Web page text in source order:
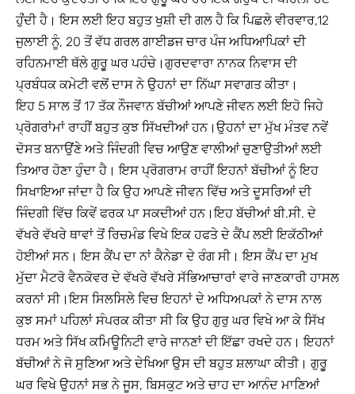
ਹੁੰਂਦੀ ਹੈ। ਇਸ ਲਈ ਇਹ ਬਹੁਤ ਖੁਸ਼ੀ ਦੀ ਗਲ ਹੈ ਕਿ ਪਿਛਲੇ ਵੀਰਵਾਰ,12
ਜੁਲਾਈ ਨੂੰ, 20 ਤੋਂ ਵੱਧ ਗਰਲ ਗਾਈਡਜ ਚਾਰ ਪੰਜ ਅਧਿਆਪਿਕਾਂ ਦੀ
ਰਹਿਨਮਾਈ ਥੱਲੇ ਗੁਰੂੁ ਘਰ ਪਹੰਚੇ।ਗੁਰਦਵਾਰਾ ਨਾਨਕ ਨਿਵਾਸ ਦੀ
ਪ੍ਰਬੰਧਕ ਕਮੇਟੀ ਵਲੋਂ ਦਾਸ ਨੇ ਉਹਨਾਂ ਦਾ ਨਿੱਘਾ ਸਵਾਗਤ ਕੀਤਾ।
ਇਹ 5 ਸਾਲ ਤੋਂ 17 ਤੱਕ ਨੌਜਵਾਨ ਬੱਚੀਆਂ ਆਪਣੇ ਜੀਵਨ ਲਈ ਇਹੋ ਜਿਹੇ
ਪ੍ਰੋਗਰਾਂਮਾਂ ਰਾਹੀਂ ਬਹੁਤ ਕੁਝ ਸਿੱਖਦੀਆਂ ਹਨ।ਉਹਨਾਂ ਦਾ ਮੁੱਖ ਮੰਤਵ ਨਵੇਂ
ਦੋਸਤ ਬਨਾਉਂਣੇ ਅਤੇ ਜਿੰਦਗੀ ਵਿਚ ਆਉਣ ਵਾਲੀਆਂ ਚੁਣਾਉਤੀਆਂ ਲਈ
ਤਿਆਰ ਹੋਣਾ ਹੁੰਦਾ ਹੈ। ਇਸ ਪ੍ਰੋਗਰਾਮ ਰਾਹੀਂ ਇਹਨਾਂ ਬੱਚੀਆਂ ਨੂੰ ਇਹ
ਸਿਖਾਇਆ ਜਾਂਦਾ ਹੈ ਕਿ ਉਹ ਆਪਣੇ ਜੀਵਨ ਵਿੱਚ ਅਤੇ ਦੂਸਰਿਆਂ ਦੀ
ਜਿੰਦਗੀ ਵਿੱਚ ਕਿਵੇਂ ਫਰਕ ਪਾ ਸਕਦੀਆਂ ਹਨ।ਇਹ ਬੱਚੀਆਂ ਬੀ.ਸੀ. ਦੇ
ਵੱਖਰੇ ਵੱਖਰੇ ਥਾਵਾਂ ਤੋਂ ਰਿਚਮੰਡ ਵਿਖੇ ਇਕ ਹਫਤੇ ਦੇ ਕੈਂਪ ਲਈ ਇਕੱਠੀਆਂ
ਹੋਈਆਂ ਸਨ। ਇਸ ਕੈਂਪ ਦਾ ਨਾਂ ਕੈਨੇਡਾ ਦੇ ਰੰਗ ਸੀ। ਇਸ ਕੈਂਪ ਦਾ ਮੁਖ
ਮੁੱਦਾ ਮੈਟਰੋ ਵੈਨਕੋਵਰ ਦੇ ਵੱਖਰੇ ਵੱਖਰੇ ਸੱਭਿਆਚਾਰਾਂ ਵਾਰੇ ਜਾਣਕਾਰੀ ਹਾਸਲ
ਕਰਨਾਂ ਸੀ।ਇਸ ਸਿਲਸਿਲੇ ਵਿਚ ਇਹਨਾਂ ਦੇ ਅਧਿਅਪਕਾਂ ਨੇ ਦਾਸ ਨਾਲ
ਕੁਝ ਸਮਾਂ ਪਹਿਲਾਂ ਸੰਪਰਕ ਕੀਤਾ ਸੀ ਕਿ ਉਹ ਗੁਰੁ ਘਰ ਵਿਖੇ ਆ ਕੇ ਸਿੱਖ
ਧਰਮ ਅਤੇ ਸਿੱਖ ਕਮਿਊਨਿਟੀ ਵਾਰੇ ਜਾਨਣਾਂ ਦੀ ਇੱਛਾ ਰਖਦੇ ਹਨ। ਇਹਨਾਂ
ਬੱਚੀਆਂ ਨੇ ਜੋ ਸੁਣਿਆ ਅਤੇ ਦੇਖਿਆ ਉਸ ਦੀ ਬਹੁਤ ਸ਼ਲਾਘਾ ਕੀਤੀ। ਗੁਰੂੁ
ਘਰ ਵਿਖੇ ਉਹਨਾਂ ਸਭ ਨੇ ਜੂਸ, ਬਿਸਕੁਟ ਅਤੇ ਚਾਹ ਦਾ ਆਨੰਦ ਮਾਣਿਆਂ